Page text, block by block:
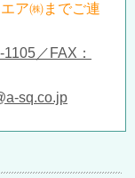
ア㈱までご連
／FAX：
sq.co.jp